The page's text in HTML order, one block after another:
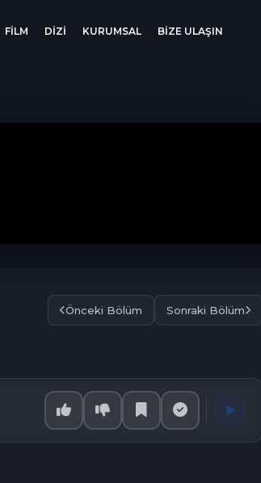
FİLM DİZİ KURUMSAL BİZE ULAŞIN
Önceki Bölüm Sonraki Bölüm